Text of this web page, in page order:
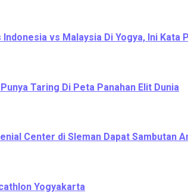
vs Malaysia Di Yogya, Ini Kata
Taring Di Peta Panahan Elit Dunia
Center di Sleman Dapat Sambutan
Yogyakarta